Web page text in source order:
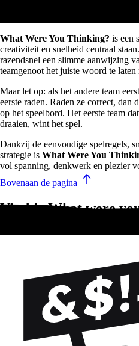
What Were You Thinking? – snel
What Were You Thinking? is een
creativiteit en snelheid centraal
razendsnel een slimme aanwijzing
teamgenoot het juiste woord te laten
Maar let op: als het andere team
eerste raden. Raden ze correct, dan
op het speelbord. Het eerste team
draaien, wint het spel.
Dankzij de eenvoudige spelregels,
strategie is What Were You
vol spanning, denkwerk en plezier
Bovenaan de pagina
Vind je What were